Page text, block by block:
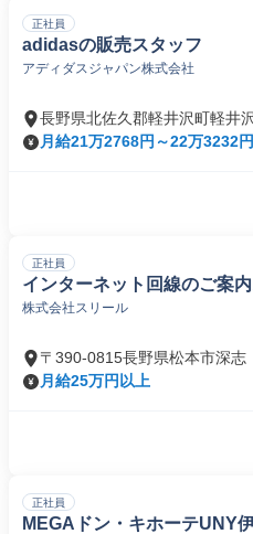
正社員
adidasの販売スタッフ
アディダスジャパン株式会社
長野県北佐久郡軽井沢町軽井沢
月給21万2768円～22万3232円
正社員
インターネット回線のご案
株式会社スリール
〒390-0815長野県松本市深志
月給25万円以上
正社員
MEGAドン・キホーテUNY